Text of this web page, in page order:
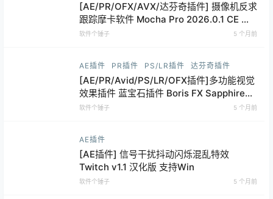
[AE/PR/OFX/AVX/达芬奇插件] 摄像机反求
跟踪摩卡软件 Mocha Pro 2026.0.1 CE 支
持Win
软件个锤子 5 个月前
AE插件 PR插件 PS/LR插件 达芬奇插件
[AE/PR/Avid/PS/LR/OFX插件]多功能视觉
效果插件 蓝宝石插件 Boris FX Sapphire
Plug-ins Win2026.01 / Mac2019.0 【软
软件个锤子 5 个月前
AE插件
[AE插件] 信号干扰抖动闪烁混乱特效
Twitch v1.1 汉化版 支持Win
软件个锤子 5 个月前